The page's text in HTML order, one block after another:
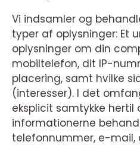
Vi indsamler og
typer af oplysninger: Et
oplysninger om din
mobiltelefon, dit IP-
placering, samt hvilke
(interesser). I det
eksplicit samtykke hertil
informationerne
telefonnummer, e-mail,